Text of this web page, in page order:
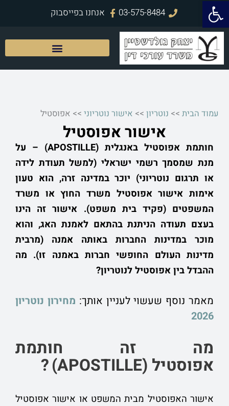
פתח סרגל נגישות
דילוג
לתוכן
03-575-8484 אנחנו בפייסבוק
עמוד הבית >> נוטריון >> אישור נוטריוני >> אפוסטיל
אישור אפוסטיל
חותמת אפוסטיל באנגלית (APOSTILLEׂ) – על
מנת שמסמך רשמי ישראלי (למשל תעודת לידה
או תרגום נוטריוני) יוכר במדינה זרה, הוא טעון
אימות אישור אפוסטיל משרד החוץ או משרד
המשפטים (פקיד בית משפט). אישור זה הינו
בעצם תעודה הניתנת בהתאם לאמנת האג, והוא
מוכר במדינות החברות באותה אמנה (מרבית
מדינות העולם החופשי חברות באמנה זו). מה
ההבדל בין אפוסטיל לנוטריון?
מאמר נוסף שעשוי לעניין אותך: מחירון נוטריון
2026
מה זה חותמת
אפוסטיל (APOSTILLEׂ) ?
אישור האפוסטיל מבית המשפט או אישור אפוסטיל